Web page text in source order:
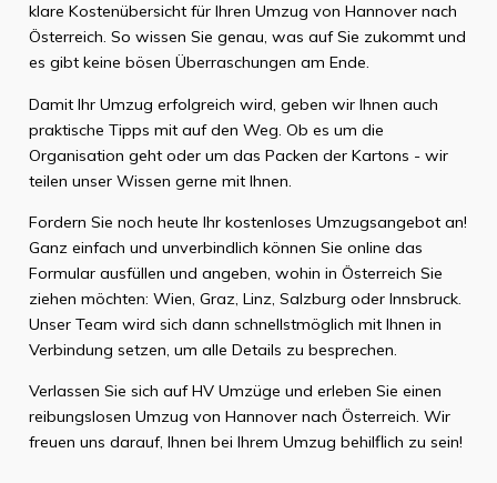
klare Kostenübersicht für Ihren Umzug von Hannover nach
Österreich. So wissen Sie genau, was auf Sie zukommt und
es gibt keine bösen Überraschungen am Ende.
Damit Ihr Umzug erfolgreich wird, geben wir Ihnen auch
praktische Tipps mit auf den Weg. Ob es um die
Organisation geht oder um das Packen der Kartons - wir
teilen unser Wissen gerne mit Ihnen.
Fordern Sie noch heute Ihr kostenloses Umzugsangebot an!
Ganz einfach und unverbindlich können Sie online das
Formular ausfüllen und angeben, wohin in Österreich Sie
ziehen möchten: Wien, Graz, Linz, Salzburg oder Innsbruck.
Unser Team wird sich dann schnellstmöglich mit Ihnen in
Verbindung setzen, um alle Details zu besprechen.
Verlassen Sie sich auf HV Umzüge und erleben Sie einen
reibungslosen Umzug von Hannover nach Österreich. Wir
freuen uns darauf, Ihnen bei Ihrem Umzug behilflich zu sein!